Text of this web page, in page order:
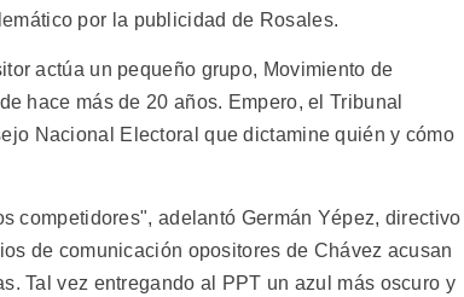
por la publicidad de Rosales.
actúa un pequeño grupo, Movimiento de
hace más de 20 años. Empero, el Tribunal
Nacional Electoral que dictamine quién y cómo
competidores", adelantó Germán Yépez, directivo
de comunicación opositores de Chávez acusan
Tal vez entregando al PPT un azul más oscuro y